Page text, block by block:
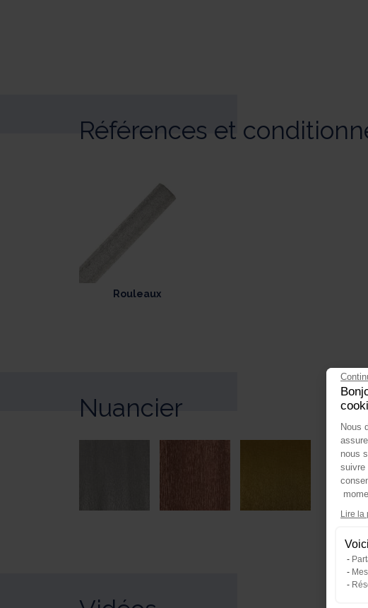
Références et
Rouleaux
Nuancier
Nous
nous
suivre
Lire la